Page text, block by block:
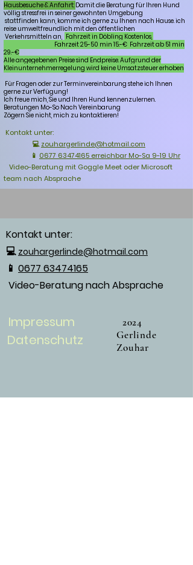
Hausbesuche & Anfahrt: Damit die Beratung für Ihren Hund
völlig stressfrei in seiner gewohnten Umgebung
stattfinden kann, komme ich gerne zu Ihnen nach Hause. ich
reise umweltfreundlich mit den öffentlichen
Verkehrsmitteln an, Fahrzeit in Döbling Kostenlos,
Fahrzeit 25-50 min 15.-€ Fahrzeit ab 51 min
29.-€
Alle angegebenen Preise sind Endpreise. Aufgrund der
Kleinunternehmerregelung wird keine Umsatzsteuer erhoben
Für Fragen oder zur Terminvereinbarung stehe ich Ihnen
gerne zur Verfügung!
Ich freue mich, Sie und Ihren Hund kennenzulernen.
Beratungen Mo-So Nach Vereinbarung
Zögern Sie nicht, mich zu kontaktieren!
Kontakt unter:
💻zouhargerlinde@hotmail.com
📱 0677 63474165 erreichbar Mo-Sa 9-19 Uhr
Video-Beratung mit Goggle Meet oder Microsoft
team nach Absprache
Kontakt unter:
💻 zouhargerlinde@hotmail.com
📱 0677 63474165
Video-Beratung nach Absprache
Impressum
​Datenschutz
2024
Gerlinde
Zouhar